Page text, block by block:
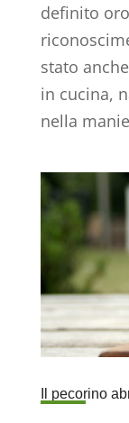
definito
stato
in cucina,
nella
Il pecorino